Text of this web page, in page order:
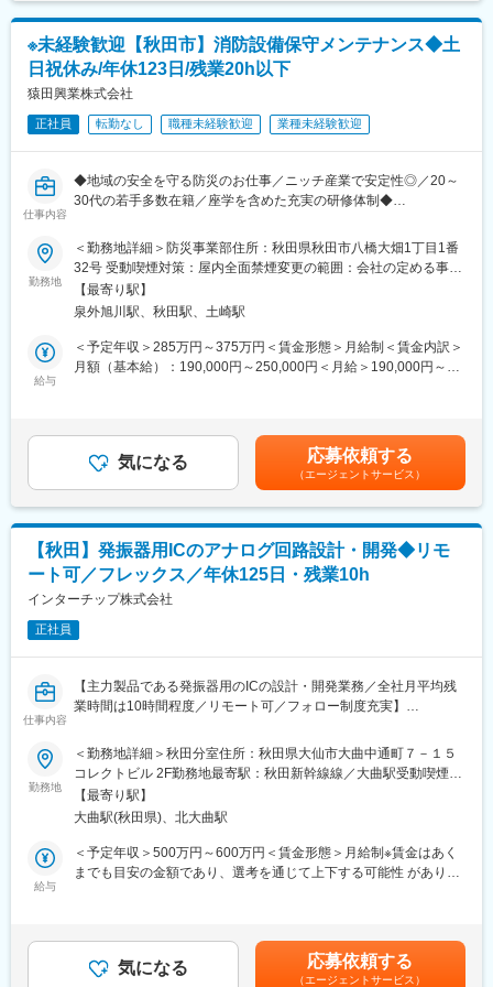
変更の範囲：会社の定める業務
オフィス環境の全てをコーディネートすることが当社の営業で
す。
■担当エリア・社数：
秋田県内のお客様を中心に担当いただきます。
※メーカー展示会などで年に数回の出張が発生する可能性もありま
すが、基本的に宿泊での出張はございません。
目安40社程（個人差あり）
■一日の流れ：
朝会 →10時頃に出発 →お客様先訪問 →17時頃に帰社＆事務作業
■入社後について
■同社の特徴：
同社では顧客に対する品質を最も大切にしています。「情報の品
質」「商品の品質」「サービスの品質」そして最も重要である
「社員の品質」等、全てにおいて顧客に最も高い品質を提供する
高品質を提供できて、はじめて「ありがとう」と顧客から言って
もらえる、それこそが本当の企業の利益が見いだせる一番大切な
責任ある様々な依頼に対して、思いっきり楽しんで仕事をする事
により、高品質な結果と成果が得られると考えています。課題が
難であれば時には、プレッシャーが付きものですが、プレッシャ
ー自体も楽しみに変える力を同社は持っており、日々学び、日々
成長し、常に挑戦と変革をして広く社会に貢献し続ける企業を目
指しています。
変更の範囲：会社の定める業務
す。賃金はあくまでも目安の金額であり、選考を通じて上下する
可能性があります。月給(月額)は固定手当を含めた表記です。
※未経験歓迎【秋田市】消防設備保守メンテナンス◆土
日祝休み/年休123日/残業20h以下
猿田興業株式会社
正社員 転勤なし 職種未経験歓迎 業種未経験歓迎
仕事内容
◆地域の安全を守る防災のお仕事／ニッチ産業で安定性◎／20～
30代の若手多数在籍／座学を含めた充実の研修体制◆
■求人のおすすめポイント：
・既存社員のほとんどが未経験から入社されており、安心して始
められるお仕事です！
・年休123日、残業20時間以下とワークライフバランスも整う働
き方ができます！
・防災設備という法令上必要なものですが競合が少なく、県内で
は名前が通る当社です！
■業務詳細：
オフィスビルや商業施設、アパートなどにある消防設備の点検や
・消火器の粉がサラサラで品質に問題がないか確認する
・作業後に点検の報告書を作成する など簡単な作業がほとんど
です。
1日に3～5件を数名のチームで回る為、安心して取り組めます。
■研修体制：
入社後は、消防設備についての基礎知識を学ぶための座学があ
り、現場では先輩社員からOJTがございます。
資格取得も必須ですが、取得に向けた勉強の時間確保や試験のポ
イントをお伝えするなどサポートは充実です。
付与されます。
※資格はおおよそ1～2か月程度学習すれば取得できる簡単な内容
です。
※未経験の方でも安心してスタートできるよう、教育・サポート体
■職場環境について：
また上司や先輩社員に対しても、相談や意見を伝えやすいような
勤務地
＜勤務地詳細＞防災事業部住所：秋田県秋田市八橋大畑1丁目1番
32号 受動喫煙対策：屋内全面禁煙変更の範囲：会社の定める事業
所【最寄り駅】
泉外旭川駅、秋田駅、土崎駅
給与
＜予定年収＞285万円～375万円＜賃金形態＞月給制＜賃金内訳＞
月額（基本給）：190,000円～250,000円＜月給＞190,000円～
する可能性があります。月給(月額)は固定手当を含めた表記です。
気になる 応募依頼する
（エージェントサービス）
【秋田】発振器用ICのアナログ回路設計・開発◆リモ
ート可／フレックス／年休125日・残業10h
インターチップ株式会社
正社員
仕事内容
【主力製品である発振器用のICの設計・開発業務／全社月平均残
業時間は10時間程度／リモート可／フォロー制度充実】
半導体集積回路の開発・設計・製造・販売を展開している当社に
て、当社の主力製品である発振器用のICの開発・設計業務をお任
せします。
■職務内容：
半導体アナログの回路設計を担当いただきます。（発振器用IC、
その他有）
ファブレス企業のため、製造自体は外部に委託をしております。
初期評価業務もございますが、設計・開発に集中できるポジショ
勤務地
＜勤務地詳細＞秋田分室住所：秋田県大仙市大曲中通町７－１５
コレクトビル 2F勤務地最寄駅：秋田新幹線線／大曲駅受動喫煙対
策：屋内全面禁煙変更の範囲：会社の定める事業所（リモートワ
ーク含む）
【最寄り駅】
大曲駅(秋田県)、北大曲駅
給与
＜予定年収＞500万円～600万円＜賃金形態＞月給制※賃金はあく
までも目安の金額であり、選考を通じて上下する可能性 がありま
までも目安の金額であり、選考を通じて上下する可能性がありま
す。■昇給：年1回（4月）■賞与：年2回（6月、12月）※過去実
気になる 応募依頼する
（エージェントサービス）